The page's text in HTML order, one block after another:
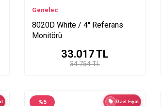
Genelec
8020D White / 4'' Referans
Monitörü
34.754 TL
33.017TL
%5 Özel Fiyat